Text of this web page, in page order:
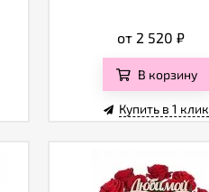
от 2 520 ₽
В корзину
Купить в 1 клик